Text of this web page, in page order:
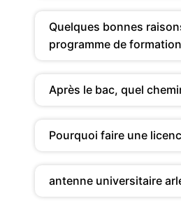
Quelques bonnes
programme de
Après le bac, quel
Pourquoi faire une
antenne universitaire